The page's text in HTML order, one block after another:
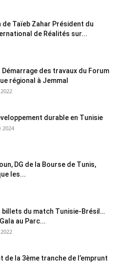
Taïeb Zahar Président du
de Réalités sur...
Démarrage des travaux du Forum
régional à Jemmal
durable en Tunisie
2024
DG de la Bourse de Tunis,
les...
billets du match Tunisie-Brésil…
au Parc...
de la 3ème tranche de l’emprunt